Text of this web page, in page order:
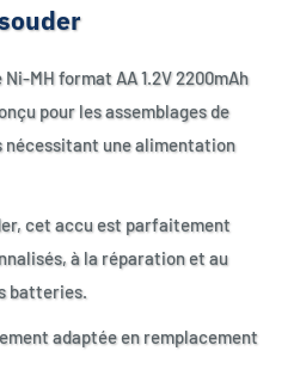
MH format AA 1.2V 2200mAh
pour les assemblages de
une alimentation
cet accu est parfaitement
à la réparation et au
batteries.
adaptée en remplacement